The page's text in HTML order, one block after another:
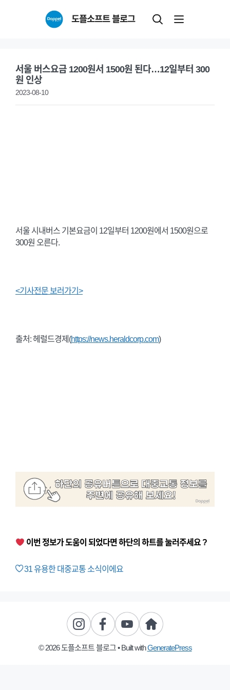
도플소프트 블로그
서울 버스요금 1200원서 1500원 된다…12일부터 300
원 인상
2023-08-10
서울 시내버스 기본요금이 12일부터 1200원에서 1500원으로
300원 오른다.
<기사전문 보러가기>
출처: 헤럴드경제(https://news.heraldcorp.com)
이번 정보가 도움이 되었다면 하단의 하트를 눌러주세요 ?
31유용한 대중교통 소식이에요
© 2026 도플소프트 블로그• Built withGeneratePress